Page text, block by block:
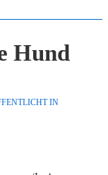
Hund
IN